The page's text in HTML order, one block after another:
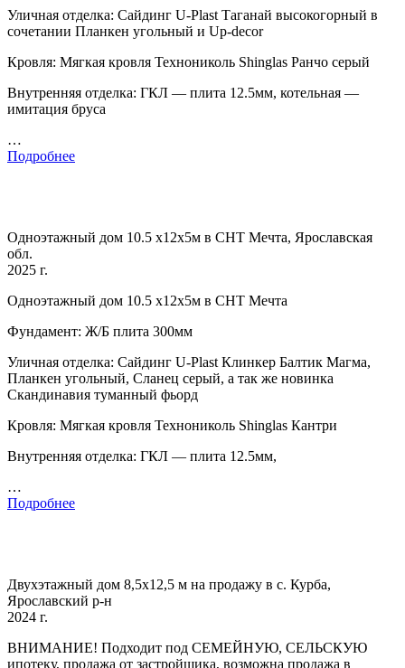
Уличная отделка: Сайдинг U-Plast Таганай высокогорный в
сочетании Планкен угольный и Up-decor
Кровля: Мягкая кровля Технониколь Shinglas Ранчо серый
Внутренняя отделка: ГКЛ — плита 12.5мм, котельная —
имитация бруса
…
Подробнее
Одноэтажный дом 10.5 х12х5м в СНТ Мечта, Ярославская
обл.
2025 г.
Одноэтажный дом 10.5 х12х5м в СНТ Мечта
Фундамент: Ж/Б плита 300мм
Уличная отделка: Сайдинг U-Plast Клинкер Балтик Магма,
Планкен угольный, Сланец серый, а так же новинка
Скандинавия туманный фьорд
Кровля: Мягкая кровля Технониколь Shinglas Кантри
Внутренняя отделка: ГКЛ — плита 12.5мм,
…
Подробнее
Двухэтажный дом 8,5x12,5 м на продажу в с. Курба,
Ярославский р-н
2024 г.
BНИМАHИE! Подходит под CЕMЕЙНУЮ, CEЛЬCКУЮ
ипoтeку, пpoдaжa oт зaстройщика, возможна прoдажa в